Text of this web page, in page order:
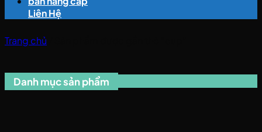
Liên Hệ
Trang chủ
Danh mục sản phẩm